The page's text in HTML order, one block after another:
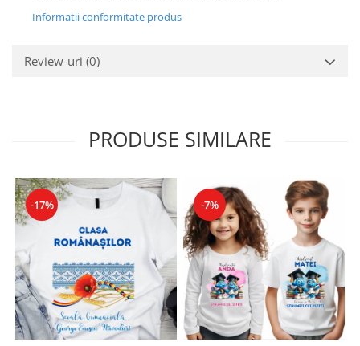
Informatii conformitate produs
Review-uri (0)
PRODUSE SIMILARE
-17% -7%